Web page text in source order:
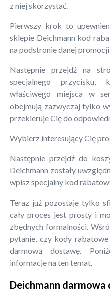
z niej skorzystać.
Pierwszy krok to
sklepie Deichmann kod
na podstronie danej
Następnie przejdź na
specjalnego
właściwego miejsca w
obejmują zazwyczaj tylko
przekieruje Cię do
Wybierz interesujący Cię
Następnie przejdź do
Deichmann zostały
wpisz specjalny kod
Teraz już pozostaje tylko
cały proces jest prosty i
zbędnych formalności.
pytanie, czy kody
darmową dostawę.
informacje na ten temat.
Deichmann darmowa